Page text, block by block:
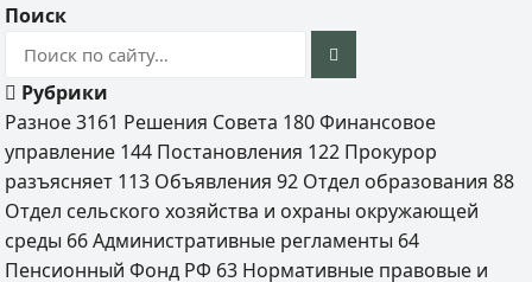
Поиск
Рубрики
Разное3161 Решения Совета 180 Финансовое
управление 144 Постановления 122 Прокурор
разъясняет 113 Объявления92 Отдел образования88
Отдел сельского хозяйства и охраны окружающей
среды 66 Административные регламенты 64
Пенсионный Фонд РФ 63 Нормативные правовые и